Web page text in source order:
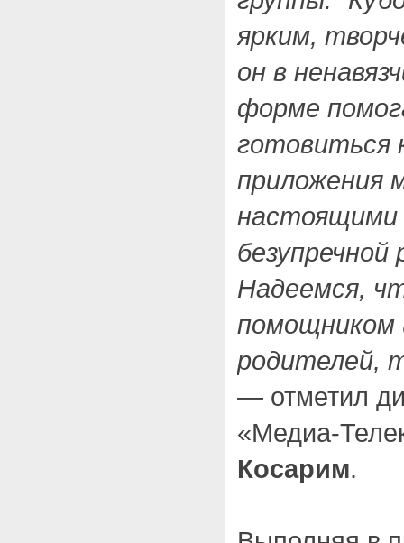
ярким,
он в
форме
готовиться
приложения
настоящими
Надеемся,
помощником
родителей,
— отметил
«Медиа-
Косарим.